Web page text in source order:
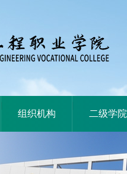
组织机构 二级学院